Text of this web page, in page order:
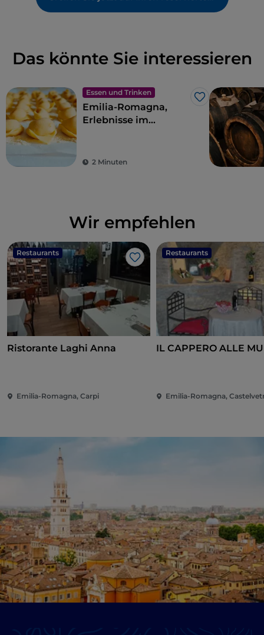
Das könnte Sie interessieren
Essen und Trinken
Like
Emilia-Romagna,
Erlebnisse im
2 Minuten
Wir empfehlen
Restaurants
Like
Ristorante Laghi Anna
Emilia-Romagna, Carpi
Restaurants
IL CAPPERO ALLE